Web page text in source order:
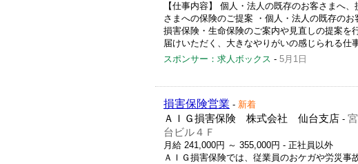
【仕事内容】 個人・法人の既存のお客さまへ
さまへの保険のご提案 ・個人・法人の既存の
損害保険・生命保険のご案内や見直しの提案を
届けいただく、大きなやりがいの感じられる仕
スポンサー：求人ボックス - 5月1日
損害保険営業 - 新着
ＡＩＧ損害保険 株式会社 仙台支店 -
台ビル４Ｆ
月給 241,000円 ～ 355,000円 - 正社員以外
ＡＩＧ損害保険では、従業員のおケガや労災事